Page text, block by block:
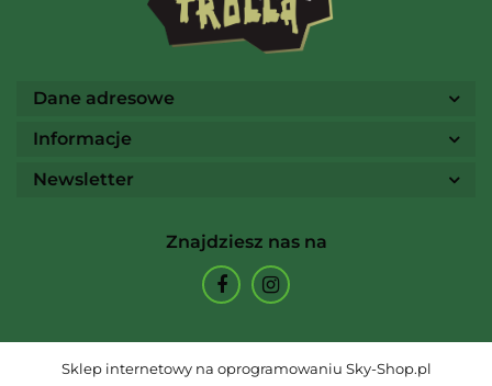
Ammo
Archon Studio
Dane adresowe
Informacje
Newsletter
Znajdziesz nas na
Sklep internetowy na oprogramowaniu Sky-Shop.pl